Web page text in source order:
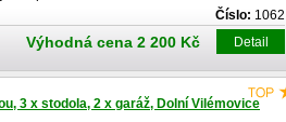
Číslo: 1062
Detail
Výhodná cena 2 200 Kč
3 x stodola, 2 x garáž, Dolní Vilémovice